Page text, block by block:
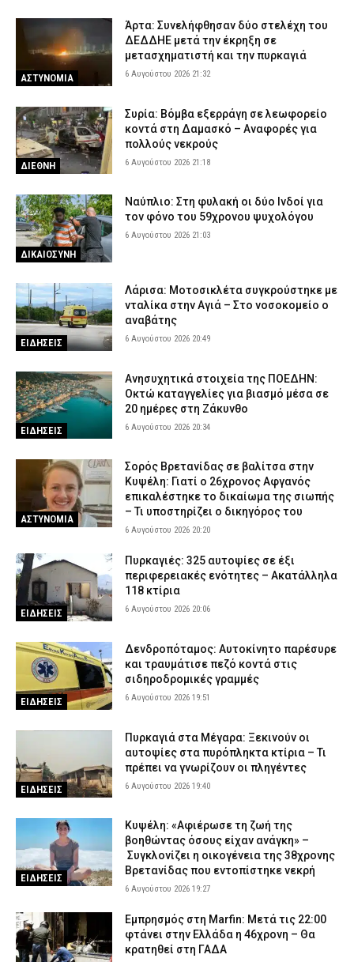
ΑΣΤΥΝΟΜΙΑ
Άρτα: Συνελήφθησαν δύο στελέχη του
ΔΕΔΔΗΕ μετά την έκρηξη σε
μετασχηματιστή και την πυρκαγιά
6 Αυγούστου 2026 21:32
ΔΙΕΘΝΗ
Συρία: Βόμβα εξερράγη σε λεωφορείο
κοντά στη Δαμασκό – Αναφορές για
πολλούς νεκρούς
6 Αυγούστου 2026 21:18
ΔΙΚΑΙΟΣΥΝΗ
Ναύπλιο: Στη φυλακή οι δύο Ινδοί για
τον φόνο του 59χρονου ψυχολόγου
6 Αυγούστου 2026 21:03
ΕΙΔΗΣΕΙΣ
Λάρισα: Μοτοσικλέτα συγκρούστηκε με
νταλίκα στην Αγιά – Στο νοσοκομείο ο
αναβάτης
6 Αυγούστου 2026 20:49
ΕΙΔΗΣΕΙΣ
Ανησυχητικά στοιχεία της ΠΟΕΔΗΝ:
Οκτώ καταγγελίες για βιασμό μέσα σε
20 ημέρες στη Ζάκυνθο
6 Αυγούστου 2026 20:34
ΑΣΤΥΝΟΜΙΑ
Σορός Βρετανίδας σε βαλίτσα στην
Κυψέλη: Γιατί ο 26χρονος Αφγανός
επικαλέστηκε το δικαίωμα της σιωπής
– Τι υποστηρίζει ο δικηγόρος του
6 Αυγούστου 2026 20:20
ΕΙΔΗΣΕΙΣ
Πυρκαγιές: 325 αυτοψίες σε έξι
περιφερειακές ενότητες – Ακατάλληλα
118 κτίρια
6 Αυγούστου 2026 20:06
ΕΙΔΗΣΕΙΣ
Δενδροπόταμος: Αυτοκίνητο παρέσυρε
και τραυμάτισε πεζό κοντά στις
σιδηροδρομικές γραμμές
6 Αυγούστου 2026 19:51
ΕΙΔΗΣΕΙΣ
Πυρκαγιά στα Μέγαρα: Ξεκινούν οι
αυτοψίες στα πυρόπληκτα κτίρια – Τι
πρέπει να γνωρίζουν οι πληγέντες
6 Αυγούστου 2026 19:40
ΕΙΔΗΣΕΙΣ
Κυψέλη: «Αφιέρωσε τη ζωή της
βοηθώντας όσους είχαν ανάγκη» –
Συγκλονίζει η οικογένεια της 38χρονης
Βρετανίδας που εντοπίστηκε νεκρή
6 Αυγούστου 2026 19:27
Εμπρησμός στη Marfin: Μετά τις 22:00
φτάνει στην Ελλάδα η 46χρονη – Θα
κρατηθεί στη ΓΑΔΑ